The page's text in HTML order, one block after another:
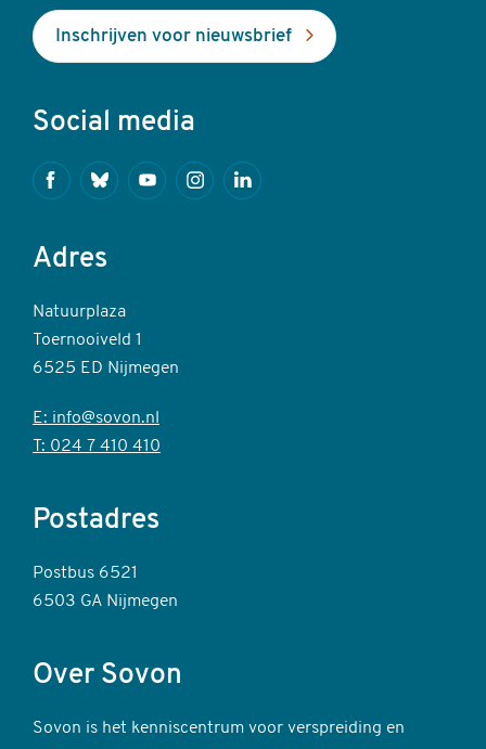
Inschrijven voor nieuwsbrief
Social media
FacebookBlueskyYoutubeInstagramLinkedin
Adres
Natuurplaza
Toernooiveld 1
6525 ED Nijmegen
E: info@sovon.nl
T: 024 7 410 410
Postadres
Postbus 6521
6503 GA Nijmegen
Over Sovon
Sovon is het kenniscentrum voor verspreiding en